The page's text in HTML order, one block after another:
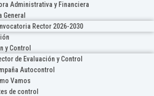
Administrativa y Financiera
General
Rector 2026-2030
y Control
de Evaluación y Control
Autocontrol
Vamos
de control